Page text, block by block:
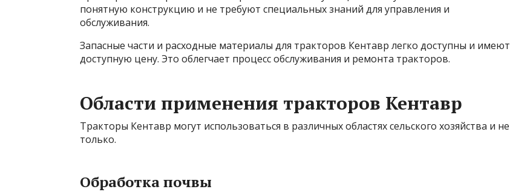
понятную конструкцию и не требуют специальных знаний для управления и
обслуживания.
Запасные части и расходные материалы для тракторов Кентавр легко доступны и имеют
доступную цену. Это облегчает процесс обслуживания и ремонта тракторов.
Области применения тракторов Кентавр
Тракторы Кентавр могут использоваться в различных областях сельского хозяйства и не
только.
Обработка почвы